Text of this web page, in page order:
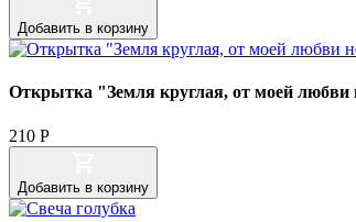
Добавить в корзину
Открытка "Земля круглая, от моей
210 Р
Добавить в корзину